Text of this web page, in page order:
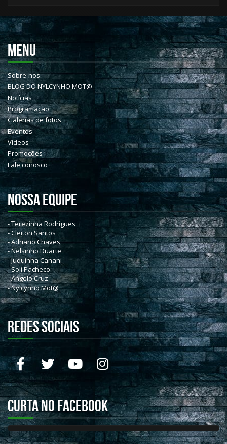
MENU
Sobre-nos
BLOG DO NYLCYNHO MOT@
Notícias
Programação
Galerias de fotos
Eventos
Vídeos
Promoções
Fale conosco
NOSSA EQUIPE
- Terezinha Rodrigues
- Cleiton Santos
- Adriano Chaves
- Nelsinho Duarte
- Juquinha Canani
- Soli Pacheco
- Angelo Cruz
- Nylcynho Mot@
REDES SOCIAIS
Curta no Facebook